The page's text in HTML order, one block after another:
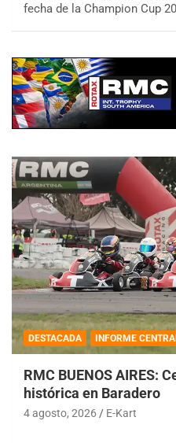
fecha de la Champion Cup
DESTACADA INFORME
RMC BUENOS AIRES:
histórica en Baradero
4 agosto, 2026 E-Kart